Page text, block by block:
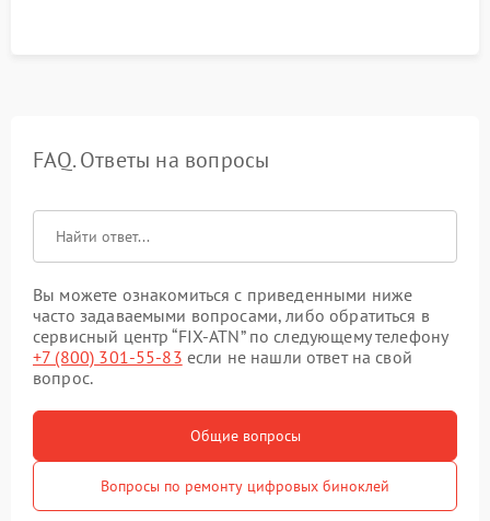
FAQ. Ответы на вопросы
Вы можете ознакомиться с приведенными ниже
часто задаваемыми вопросами, либо обратиться в
сервисный центр “FIX-ATN” по следующему телефону
+7 (800) 301-55-83 если не нашли ответ на свой
вопрос.
Общие вопросы
Вопросы по ремонту цифровых биноклей